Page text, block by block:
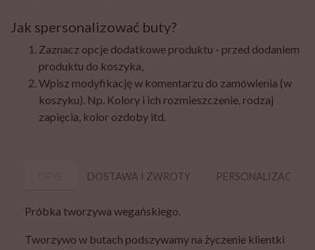
Jak spersonalizować buty?
Zaznacz opcje dodatkowe produktu - przed dodaniem
produktu do koszyka,
Wpisz modyfikację w komentarzu do zamówienia (w
koszyku). Np. Kolory i ich rozmieszczenie, rodzaj
zapięcia, kolor ozdoby itd.
DOSTAWA I ZWROTY PERSONALIZACJA
Próbka tworzywa wegańskiego.
Tworzywo w butach podszywamy na życzenie klientki